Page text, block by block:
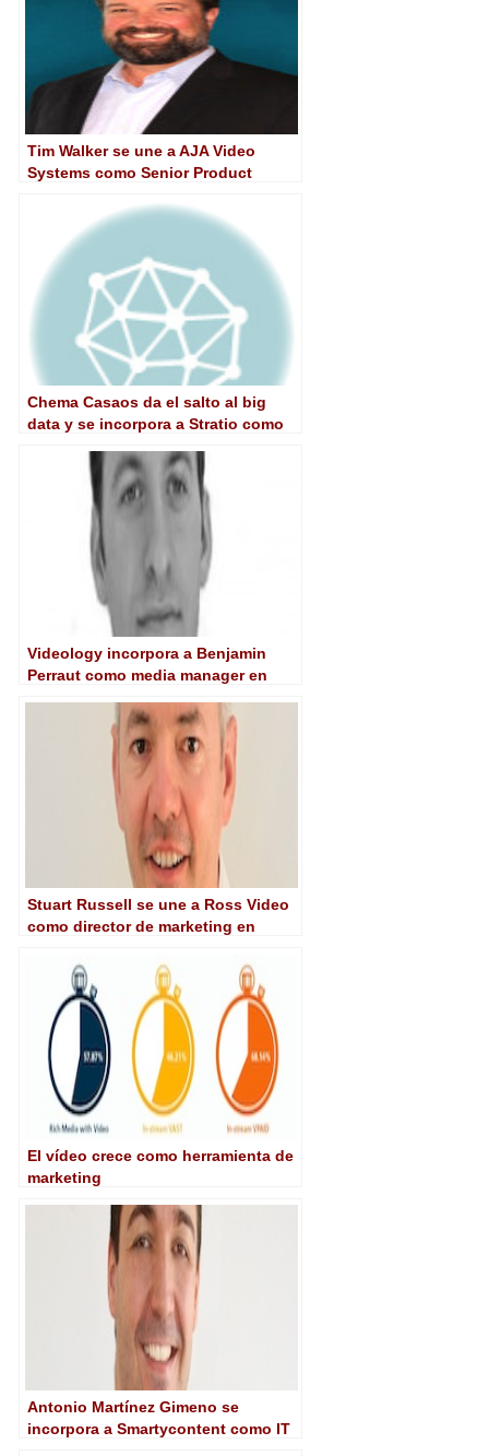
Tim Walker se une a AJA Video
Systems como Senior Product
Chema Casaos da el salto al big
data y se incorpora a Stratio como
Videology incorpora a Benjamin
Perraut como media manager en
Stuart Russell se une a Ross Video
como director de marketing en
El vídeo crece como herramienta de
marketing
Antonio Martínez Gimeno se
incorpora a Smartycontent como IT